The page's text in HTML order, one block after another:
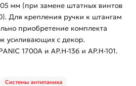
мм (при замене штатных винтов
Для крепления ручки к штангам
приобретение комплекта
усиливающих с декор.
1700А и AP.H-136 и AP.H-101.
Системы антипаника